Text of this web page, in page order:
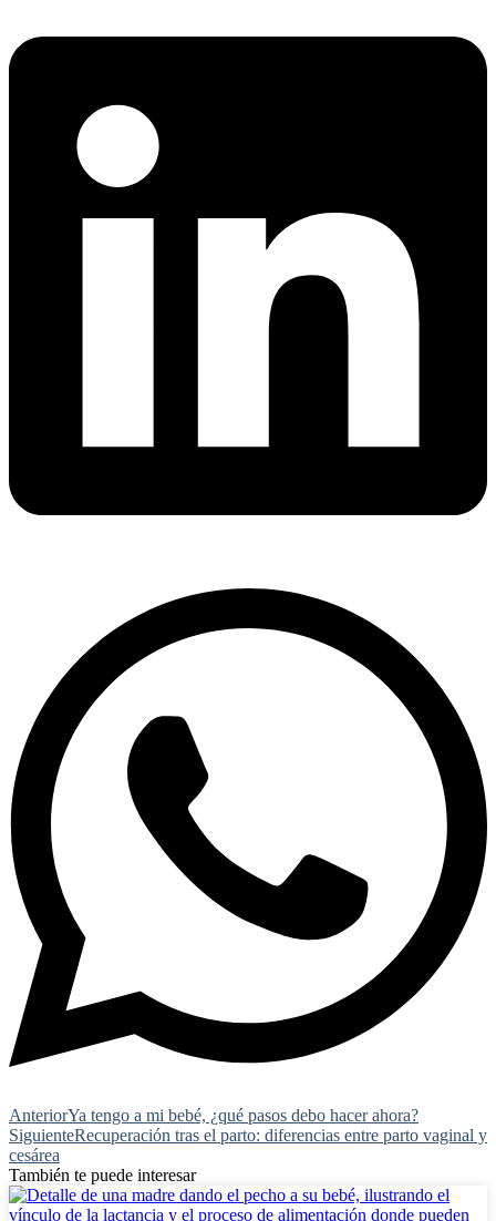
AnteriorYa tengo a mi bebé, ¿qué pasos debo hacer ahora?
SiguienteRecuperación tras el parto: diferencias entre parto vaginal y
cesárea
También te puede interesar